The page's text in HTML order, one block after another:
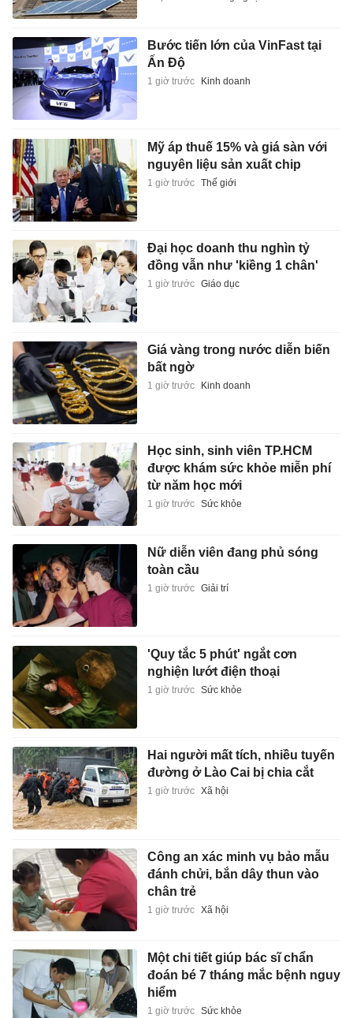
Bước tiến lớn của VinFast tại
Ấn Độ
1 giờ trước Kinh doanh
Mỹ áp thuế 15% và giá sàn với
nguyên liệu sản xuất chip
1 giờ trước Thế giới
Đại học doanh thu nghìn tỷ
đồng vẫn như 'kiềng 1 chân'
1 giờ trước Giáo dục
Giá vàng trong nước diễn biến
bất ngờ
1 giờ trước Kinh doanh
Học sinh, sinh viên TP.HCM
được khám sức khỏe miễn phí
từ năm học mới
1 giờ trước Sức khỏe
Nữ diễn viên đang phủ sóng
toàn cầu
1 giờ trước Giải trí
'Quy tắc 5 phút' ngắt cơn
nghiện lướt điện thoại
1 giờ trước Sức khỏe
Hai người mất tích, nhiều tuyến
đường ở Lào Cai bị chia cắt
1 giờ trước Xã hội
Công an xác minh vụ bảo mẫu
đánh chửi, bắn dây thun vào
chân trẻ
1 giờ trước Xã hội
Một chi tiết giúp bác sĩ chẩn
đoán bé 7 tháng mắc bệnh nguy
hiểm
1 giờ trước Sức khỏe